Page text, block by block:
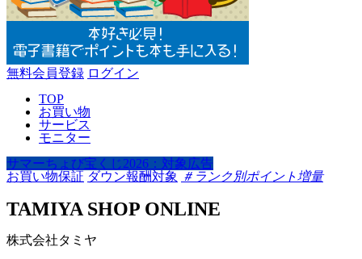
無料会員登録 ログイン
TOP
お買い物
サービス
モニター
サマーちょび宝くじ2026：対象広告
お買い物保証 ダウン報酬対象 ＃ランク別ポイント増量
TAMIYA SHOP ONLINE
株式会社タミヤ